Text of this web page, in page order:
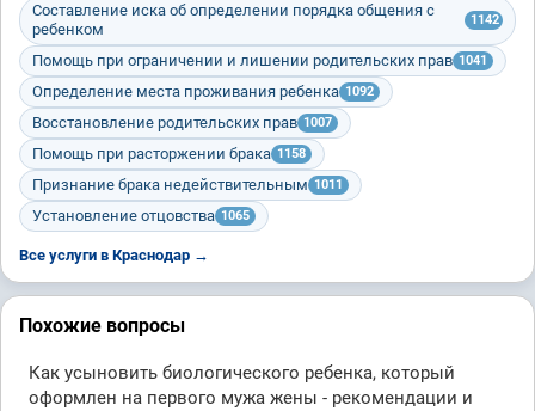
Составление иска об определении порядка общения с
ребенком
1142
Помощь при ограничении и лишении родительских прав 1041
Определение места проживания ребенка 1092
Восстановление родительских прав 1007
Помощь при расторжении брака 1158
Признание брака недействительным 1011
Установление отцовства 1065
Все услуги в Краснодар →
Похожие вопросы
Как усыновить биологического ребенка, который
оформлен на первого мужа жены - рекомендации и